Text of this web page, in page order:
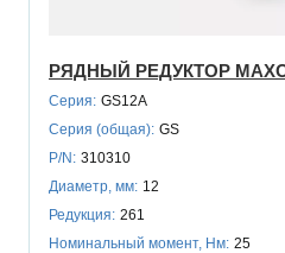
РЯДНЫЙ РЕДУКТОР
Серия: GS12A
Серия (общая): GS
P/N: 310310
Диаметр, мм: 12
Редукция: 261
Номинальный момент, Нм: 25